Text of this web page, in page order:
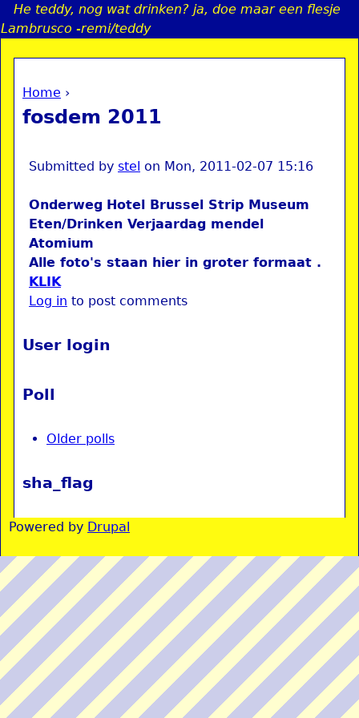
Jump to navigation
He teddy, nog wat drinken? ja, doe maar een flesje
Lambrusco -remi/teddy
You are here
Home ›
fosdem 2011
Submitted by stel on Mon, 2011-02-07 15:16
Onderweg Hotel Brussel Strip Museum
Eten/Drinken Verjaardag mendel
Atomium
Alle foto's staan hier in groter formaat .
KLIK
Log in to post comments
User login
Poll
Older polls
sha_flag
Powered by Drupal